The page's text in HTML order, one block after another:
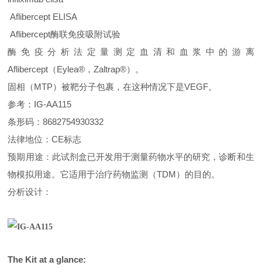
Aflibercept ELISA
Aflibercept酶联免疫吸附试验
酶免疫分析法定量测定血清和血浆中的游离
Aflibercept（Eylea®，Zaltrap®）。
固相（MTP）被靶分子包裹，在这种情况下是VEGF。
参考：IG-AA115
条形码：8682754930332
法律地位：CE标志
预期用途：此试剂盒已开发用于测量药物水平的研究，诊断和生
物模拟用途。它适用于治疗药物监测（TDM）的目的。
分析设计：
The Kit at a glance: